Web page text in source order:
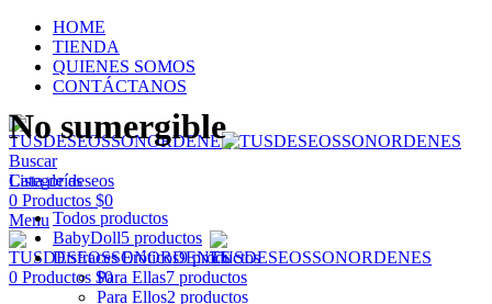
HOME
TIENDA
QUIENES SOMOS
CONTÁCTANOS
Buscar
Lista de deseos
0 Productos $0
Menu
0 Productos $0
No sumergible
Categorías
Todos productos
BabyDoll5 productos
Disfraces Eróticos9 productos
Para Ellas7 productos
Para Ellos2 productos